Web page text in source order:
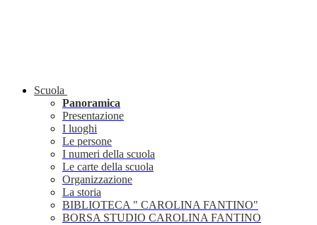
Scuola
Panoramica
Presentazione
I luoghi
Le persone
I numeri della scuola
Le carte della scuola
Organizzazione
La storia
BIBLIOTECA " CAROLINA FANTINO"
BORSA STUDIO CAROLINA FANTINO